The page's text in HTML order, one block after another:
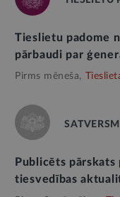
Tieslietu padome
pārbaudi par
Pirms mēneša,
Publicēts pārskats
tiesvedības